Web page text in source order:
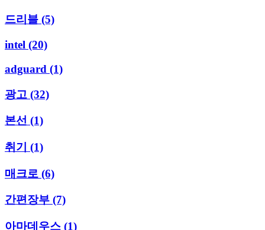
드리블 (5)
intel (20)
adguard (1)
광고 (32)
본선 (1)
취기 (1)
매크로 (6)
간편장부 (7)
아마데우스 (1)